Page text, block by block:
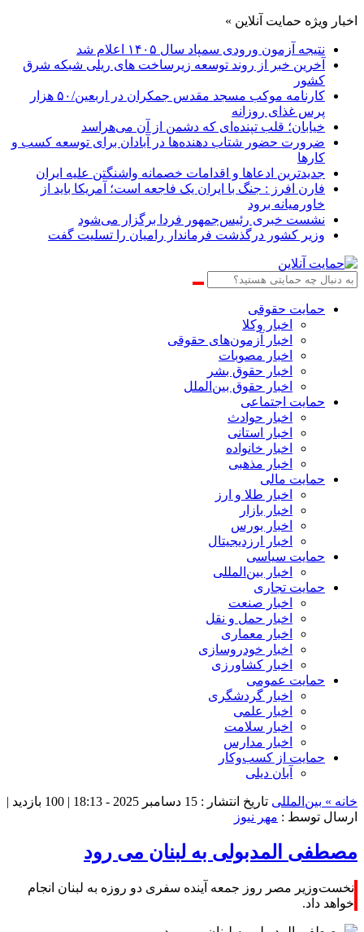
اخبار ویژه حمایت آنلاین »
نتیجه آزمون ورودی سمپاد سال ۱۴۰۵ اعلام شد
آخرین خبر از روند توسعه زیرساخت های ریلی شبکه شرق
کشور
کارنامه موکب مسجد مقدس جمکران در اربعین/۵۰ هزار
پرس غذای روزانه
خیابان؛ قلب تپنده‌ای که دشمن از آن می‌هراسد
ضرورت حضور شتاب ‌دهنده‌ها در آبادان برای توسعه کسب‌ و
کارها
جدیدترین ادعاها و اقدامات خصمانه واشنگتن علیه ایران
فارن افرز : جنگ با ایران یک فاجعه است؛ آمریکا باید از
خاورمیانه برود
نشست خبری رئیس‌جمهور فردا برگزار می‌شود
وزیر کشور درگذشت فرماندار رامیان را تسلیت گفت
حمایت حقوقی
اخبار وکلا
اخبار آزمون‌های حقوقی
اخبار مصوبات
اخبار حقوق بشر
اخبار حقوق بین‌الملل
حمایت اجتماعی
اخبار حوادث
اخبار استانی
اخبار خانواده
اخبار مذهبی
حمایت مالی
اخبار طلا و ارز
اخبار بازار
اخبار بورس
اخبار ارزدیجیتال
حمایت سیاسی
اخبار بین‌المللی
حمایت تجاری
اخبار صنعت
اخبار حمل و نقل
اخبار معماری
اخبار خودروسازی
اخبار کشاورزی
حمایت عمومی
اخبار گردشگری
اخبار علمی
اخبار سلامت
اخبار مدارس
حمایت از کسب‌وکار
آبان دیلی
خانه » بین‌المللی تاریخ انتشار : 15 دسامبر 2025 - 18:13 | 100 بازدید
|
ارسال توسط : مهر نیوز
مصطفی المدبولی به لبنان می رود
نخست‌وزیر مصر روز جمعه آینده سفری دو روزه به لبنان انجام
خواهد داد.